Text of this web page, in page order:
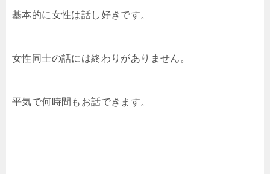
基本的に女性は話し好きです。
女性同士の話には終わりがありません。
平気で何時間もお話できます。